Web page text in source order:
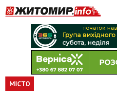
МІСТО